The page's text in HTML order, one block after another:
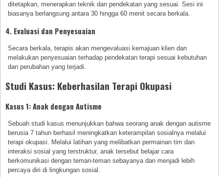
ditetapkan, menerapkan teknik dan pendekatan yang sesuai. Sesi ini
biasanya berlangsung antara 30 hingga 60 menit secara berkala.
4. Evaluasi dan Penyesuaian
Secara berkala, terapis akan mengevaluasi kemajuan klien dan
melakukan penyesuaian terhadap pendekatan terapi sesuai kebutuhan
dan perubahan yang terjadi.
Studi Kasus: Keberhasilan Terapi Okupasi
Kasus 1: Anak dengan Autisme
Sebuah studi kasus menunjukkan bahwa seorang anak dengan autisme
berusia 7 tahun berhasil meningkatkan keterampilan sosialnya melalui
terapi okupasi. Melalui latihan yang melibatkan permainan tim dan
interaksi sosial yang terstruktur, anak tersebut belajar cara
berkomunikasi dengan teman-teman sebayanya dan menjadi lebih
percaya diri di lingkungan sosial.